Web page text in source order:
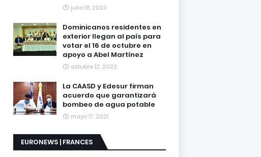
julio 18, 2023
Dominicanos residentes en
exterior llegan al país para
votar el 16 de octubre en
apoyo a Abel Martínez
octubre 12, 2022
La CAASD y Edesur firman
acuerdo que garantizará
bombeo de agua potable
mayo 17, 2021
EURONEWS | FRANCES